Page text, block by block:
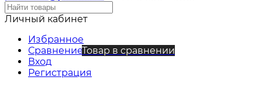
Личный кабинет
Избранное
СравнениеТовар в сравнении
Вход
Регистрация